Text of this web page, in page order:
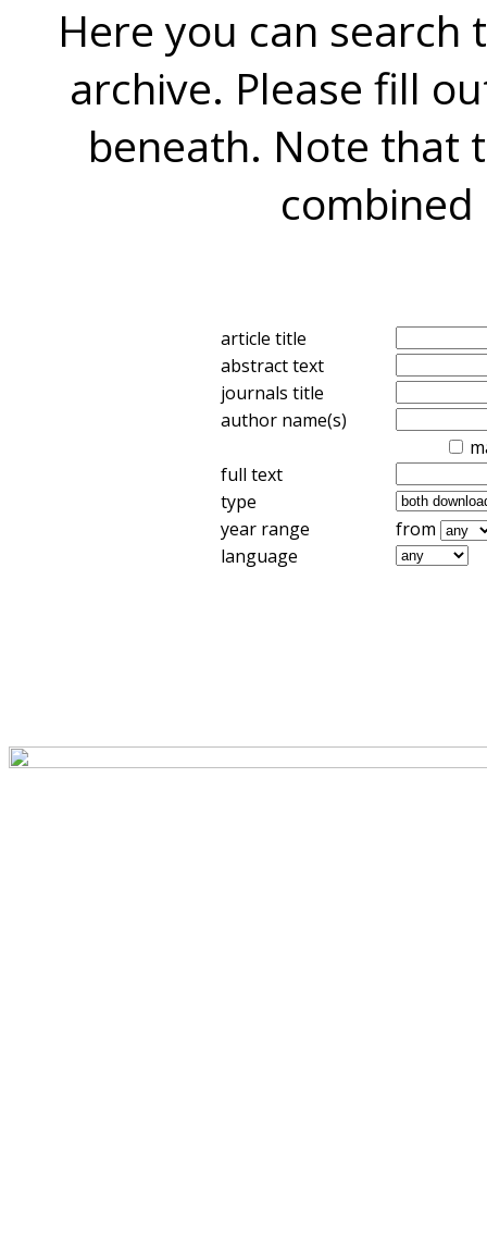
Here you can search
archive. Please fill
beneath. Note that
combined
article title
abstract text
journals title
author name(s)
full text
type
year range
from
language